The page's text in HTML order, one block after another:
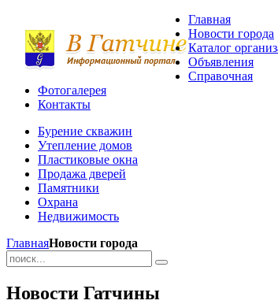
Главная
Новости города
Каталог
Объявления
Справочная
Фотогалерея
Контакты
Бурение скважин
Утепление домов
Пластиковые окна
Продажа дверей
Памятники
Охрана
Недвижимость
ГлавнаяНовости города
Новости Гатчины